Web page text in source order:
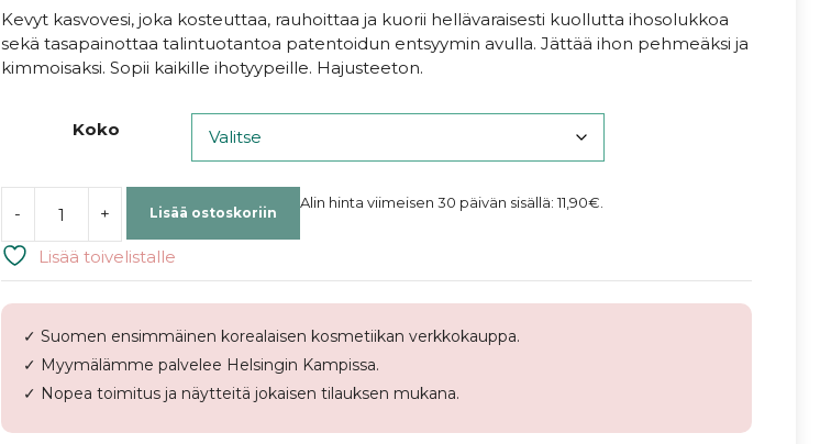
Kevyt kasvovesi, joka kosteuttaa, rauhoittaa ja kuorii hellävaraisesti kuollutta ihosolukkoa
sekä tasapainottaa talintuotantoa patentoidun entsyymin avulla. Jättää ihon pehmeäksi ja
kimmoisaksi. Sopii kaikille ihotyypeille. Hajusteeton.
Koko
-
ROUND
LAB
Toner
määrä
+ Lisää ostoskoriin
Alin hinta viimeisen 30 päivän sisällä: 11,90€
Lisää toivelistalle
✓ Suomen ensimmäinen korealaisen kosmetiikan verkkokauppa.
✓ Myymälämme palvelee Helsingin Kampissa.
✓ Nopea toimitus ja näytteitä jokaisen tilauksen mukana.